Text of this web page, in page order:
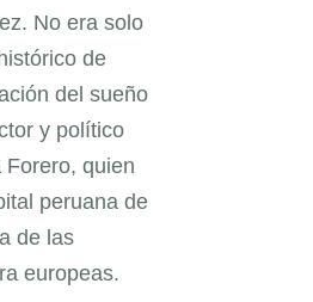
No era solo
de
del sueño
y político
quien
peruana de
de las
europeas.